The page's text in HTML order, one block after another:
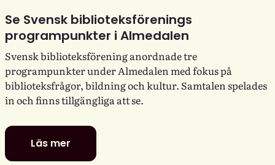
Se Svensk biblioteksförenings
programpunkter i Almedalen
Svensk biblioteksförening anordnade tre
programpunkter under Almedalen med fokus på
biblioteksfrågor, bildning och kultur. Samtalen spelades
in och finns tillgängliga att se.
Läs mer
Se